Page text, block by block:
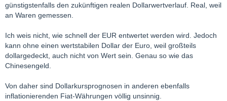
günstigstenfalls den zukünftigen realen Dollarwertverlauf. Real, weil
an Waren gemessen.
Ich weis nicht, wie schnell der EUR entwertet werden wird. Jedoch
kann ohne einen wertstabilen Dollar der Euro, weil großteils
dollargedeckt, auch nicht von Wert sein. Genau so wie das
Chinesengeld.
Von daher sind Dollarkursprognosen in anderen ebenfalls
inflationierenden Fiat-Währungen völlig unsinnig.